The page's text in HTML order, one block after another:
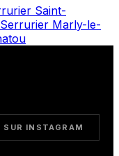
Saint-
Serrurier Marly-le-
SUR INSTAGRAM